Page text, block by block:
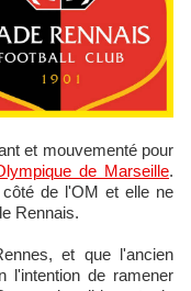
de Marseille.
de l'OM et elle ne
Rennais.
et que l'ancien
l'intention de ramener